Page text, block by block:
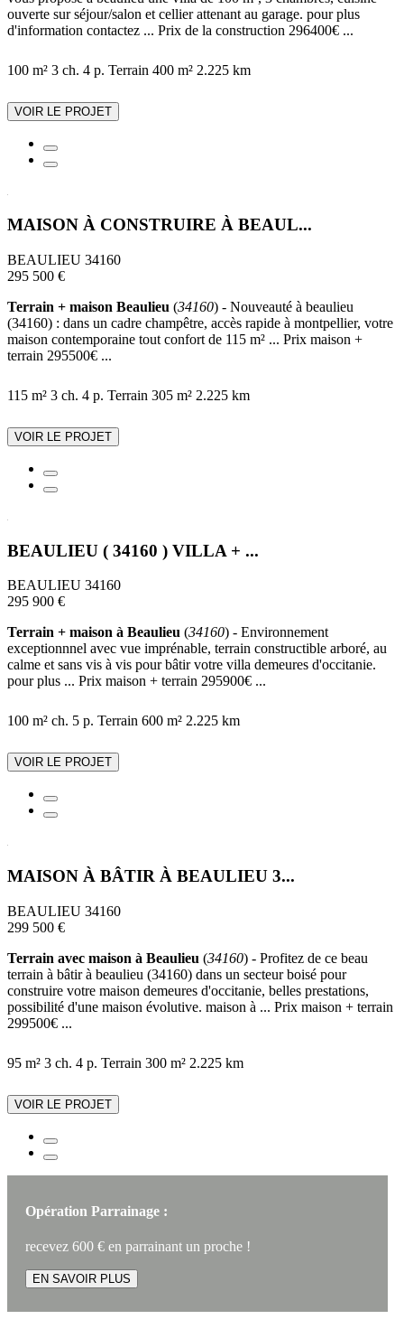
ouverte sur séjour/salon et cellier attenant au garage. pour plus
d'information contactez ... Prix de la construction 296400€ ...
100 m² 3 ch. 4 p. Terrain 400 m² 2.225 km
VOIR LE PROJET
MAISON À CONSTRUIRE À BEAUL...
BEAULIEU 34160
295 500 €
Terrain + maison Beaulieu (34160) - Nouveauté à beaulieu
(34160) : dans un cadre champêtre, accès rapide à montpellier, votre
maison contemporaine tout confort de 115 m² ... Prix maison +
terrain 295500€ ...
115 m² 3 ch. 4 p. Terrain 305 m² 2.225 km
VOIR LE PROJET
BEAULIEU ( 34160 ) VILLA + ...
BEAULIEU 34160
295 900 €
Terrain + maison à Beaulieu (34160) - Environnement
exceptionnnel avec vue imprénable, terrain constructible arboré, au
calme et sans vis à vis pour bâtir votre villa demeures d'occitanie.
pour plus ... Prix maison + terrain 295900€ ...
100 m² ch. 5 p. Terrain 600 m² 2.225 km
VOIR LE PROJET
MAISON À BÂTIR À BEAULIEU 3...
BEAULIEU 34160
299 500 €
Terrain avec maison à Beaulieu (34160) - Profitez de ce beau
terrain à bâtir à beaulieu (34160) dans un secteur boisé pour
construire votre maison demeures d'occitanie, belles prestations,
possibilité d'une maison évolutive. maison à ... Prix maison + terrain
299500€ ...
95 m² 3 ch. 4 p. Terrain 300 m² 2.225 km
VOIR LE PROJET
Opération Parrainage :
recevez 600 € en parrainant un proche !
EN SAVOIR PLUS